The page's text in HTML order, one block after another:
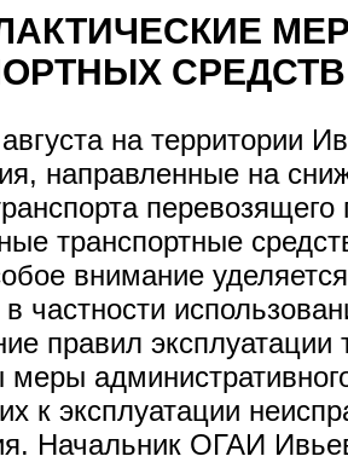
на территории
направленные на
транспортные
внимание
в частности
правил эксплуатации
к эксплуатации